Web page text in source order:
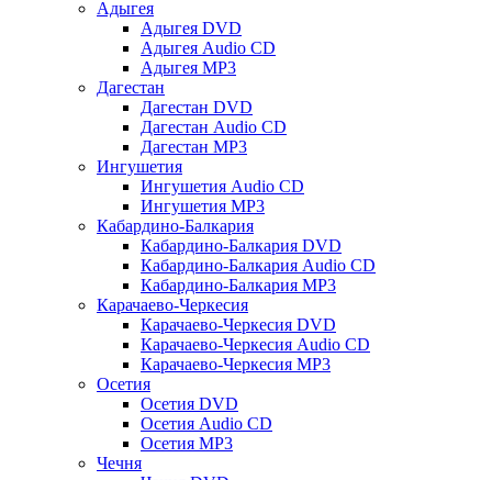
Адыгея
Адыгея DVD
Адыгея Audio CD
Адыгея MP3
Дагестан
Дагестан DVD
Дагестан Audio CD
Дагестан MP3
Ингушетия
Ингушетия Audio CD
Ингушетия MP3
Кабардино-Балкария
Кабардино-Балкария DVD
Кабардино-Балкария Audio CD
Кабардино-Балкария MP3
Карачаево-Черкесия
Карачаево-Черкесия DVD
Карачаево-Черкесия Audio CD
Карачаево-Черкесия MP3
Осетия
Осетия DVD
Осетия Audio CD
Осетия MP3
Чечня